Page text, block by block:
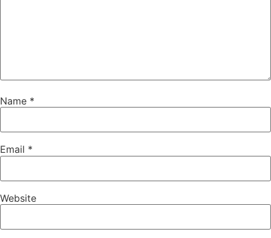
Name *
Email *
Website